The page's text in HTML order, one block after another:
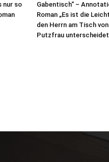
nur so
Gabentisch“ –
Roman „Es ist die
den Herrn am Tisch
Putzfrau